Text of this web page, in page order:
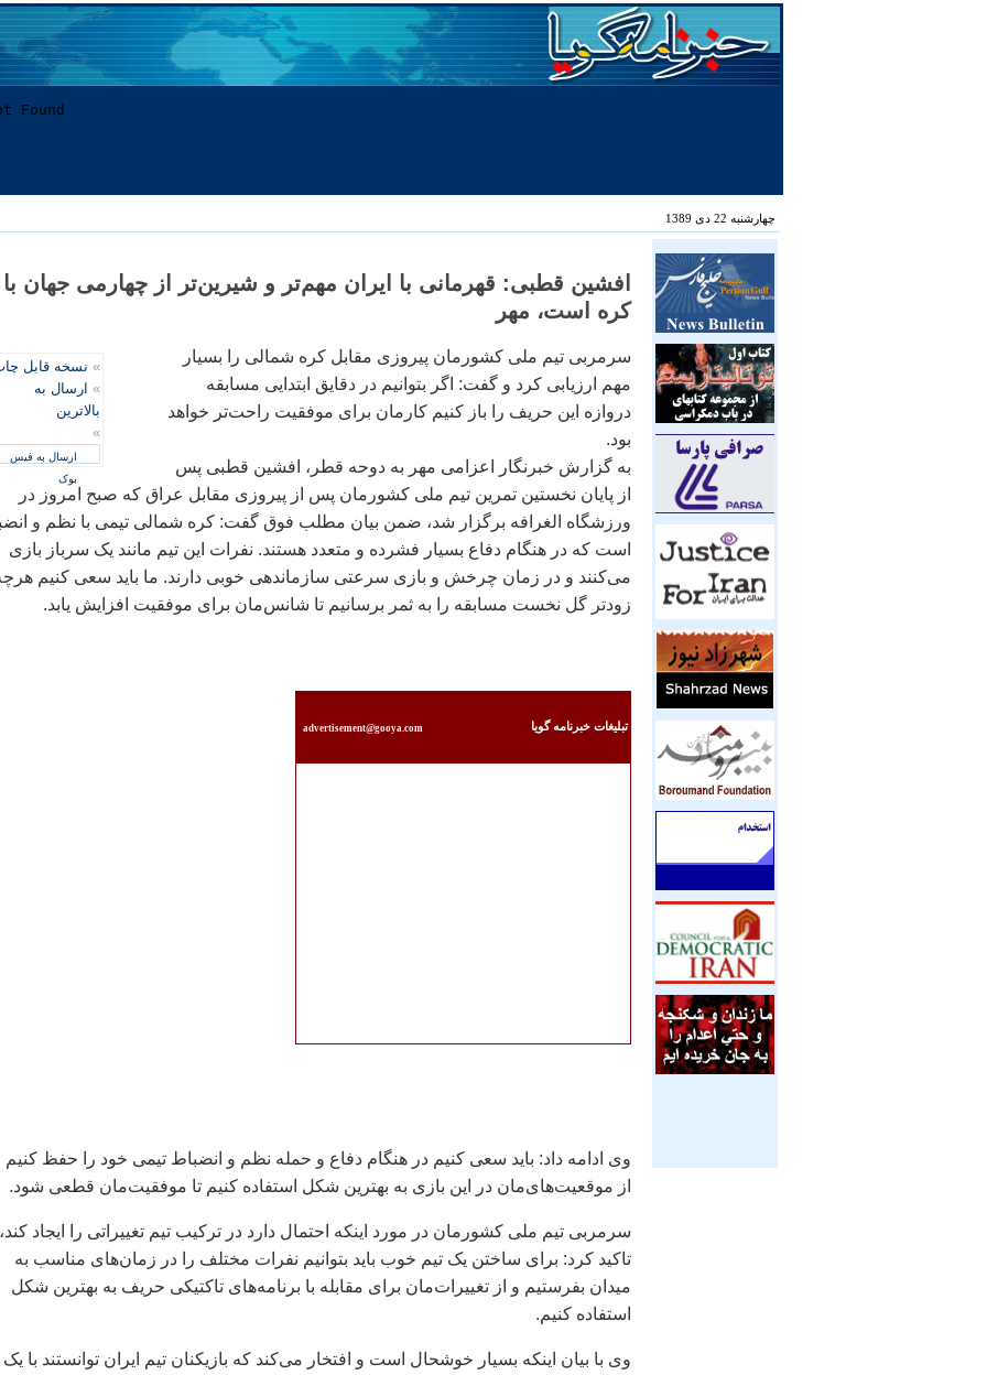
چهارشنبه 22 دی 1389
افشين قطبی: قهرمانی با ايران مهم‌تر و شيرين‌تر از چهارمی جهان با
کره است، مهر
» نسخه قابل
» ارسال به
بالاترین
»
ارسال به فیس
بوک
سرمربی تيم ملی کشورمان پيروزی مقابل کره شمالی را بسيار
مهم ارزيابی کرد و گفت: اگر بتوانيم در دقايق ابتدايی مسابقه
دروازه اين حريف را باز کنيم کارمان برای موفقيت راحت‌تر خواهد
بود.
به گزارش خبرنگار اعزامی مهر به دوحه قطر، افشين قطبی پس
از پايان نخستين تمرين تيم ملی کشورمان پس از پيروزی مقابل عراق که صبح امروز در
ورزشگاه الغرافه برگزار شد، ضمن بيان مطلب فوق گفت: کره شمالی تيمی با نظم و
است که در هنگام دفاع بسيار فشرده و متعدد هستند. نفرات اين تيم مانند يک سرباز بازی
می‌کنند و در زمان چرخش و بازی سرعتی سازماندهی خوبی دارند. ما بايد سعی کنيم
زودتر گل نخست مسابقه را به ثمر برسانيم تا شانس‌مان برای موفقيت افزايش يابد.
تبليغات خبرنامه گويا advertisement@gooya.com
وی ادامه داد: بايد سعی کنيم در هنگام دفاع و حمله نظم و انضباط تيمی خود را حفظ کنيم
از موقعيت‌های‌مان در اين بازی به بهترين شکل استفاده کنيم تا موفقيت‌مان قطعی شود.
سرمربی تيم ملی کشورمان در مورد اينکه احتمال دارد در ترکيب تيم تغييراتی را ايجاد کند،
تاکيد کرد: برای ساختن يک تيم خوب بايد بتوانيم نفرات مختلف را در زمان‌های مناسب به
ميدان بفرستيم و از تغييرات‌مان برای مقابله با برنامه‌های تاکتيکی حريف به بهترين شکل
استفاده کنيم.
وی با بيان اينکه بسيار خوشحال است و افتخار می‌کند که بازيکنان تيم ايران توانستند با يک